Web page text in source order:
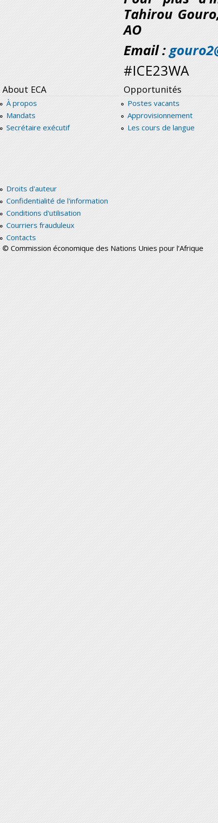
Tahirou
AO
Email :
#ICE23WA
About ECA
À propos
Mandats
Secrétaire exécutif
Opportunités
Postes vacants
Approvisionnement
Les cours de langue
Droits d'auteur
Confidentialité de l'information
Conditions d'utilisation
Courriers frauduleux
Contacts
© Commission économique des Nations Unies pour l’Afrique